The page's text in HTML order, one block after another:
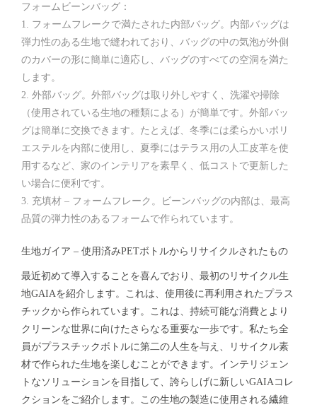
フォームビーンバッグ：
フォームフレークで満たされた内部バッグ。内部バッグは
弾力性のある生地で縫われており、バッグの中の気泡が外側
のカバーの形に簡単に適応し、バッグのすべての空洞を満た
します。
外部バッグ。外部バッグは取り外しやすく、洗濯や掃除
（使用されている生地の種類による）が簡単です。外部バッ
グは簡単に交換できます。たとえば、冬季には柔らかいポリ
エステルを内部に使用し、夏季にはテラス用の人工皮革を使
用するなど、家のインテリアを素早く、低コストで更新した
い場合に便利です。
充填材 – フォームフレーク。ビーンバッグの内部は、最高
品質の弾力性のあるフォームで作られています。
生地ガイア – 使用済みPETボトルからリサイクルされたもの
最近初めて導入することを喜んでおり、最初のリサイクル生
地GAIAを紹介します。これは、使用後に再利用されたプラス
チックから作られています。これは、持続可能な消費とより
クリーンな世界に向けたさらなる重要な一歩です。私たち全
員がプラスチックボトルに第二の人生を与え、リサイクル素
材で作られた生地を楽しむことができます。インテリジェン
トなソリューションを目指して、誇らしげに新しいGAIAコレ
クションをご紹介します。この生地の製造に使用される繊維